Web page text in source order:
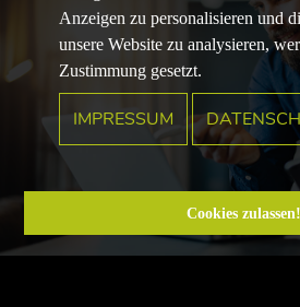
Anzeigen zu personalisieren und
unsere Website zu analysieren,
Zustimmung gesetzt.
IMPRESSUM
Cookies zulassen!